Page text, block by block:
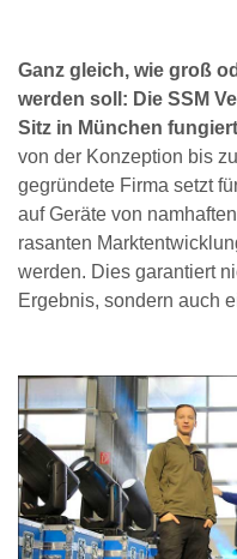
Ganz gleich, wie groß
werden soll: Die SSM
Sitz in München
von der Konzeption bis
gegründete Firma setzt
auf Geräte von
rasanten
werden. Dies garantiert
Ergebnis, sondern auch